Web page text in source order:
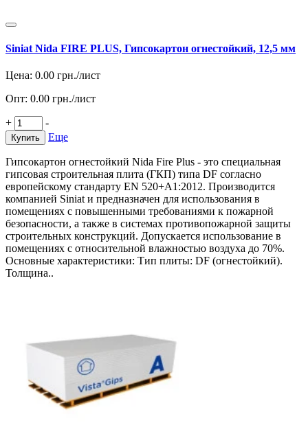
Siniat Nida FIRE PLUS, Гипсокартон огнестойкий, 12,5 мм
Цена: 0.00 грн./лист
Опт: 0.00 грн./лист
+ -
Купить Еще
Гипсокартон огнестойкий Nida Fire Plus - это специальная
гипсовая строительная плита (ГКП) типа DF согласно
европейскому стандарту EN 520+A1:2012. Производится
компанией Siniat и предназначен для использования в
помещениях с повышенными требованиями к пожарной
безопасности, а также в системах противопожарной защиты
строительных конструкций. Допускается использование в
помещениях с относительной влажностью воздуха до 70%.
Основные характеристики: Тип плиты: DF (огнестойкий).
Толщина..